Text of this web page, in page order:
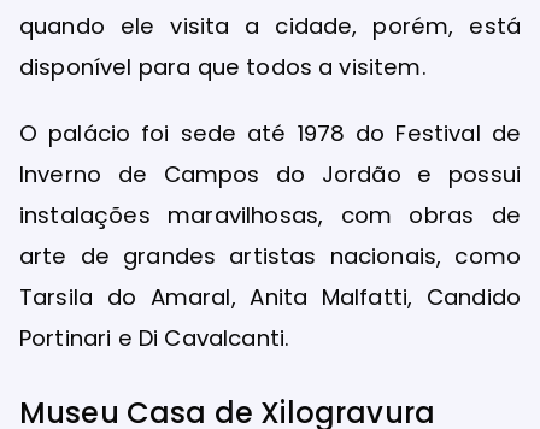
quando ele visita a cidade, porém, está
disponível para que todos a visitem.
O palácio foi sede até 1978 do Festival de
Inverno de Campos do Jordão e possui
instalações maravilhosas, com obras de
arte de grandes artistas nacionais, como
Tarsila do Amaral, Anita Malfatti, Candido
Portinari e Di Cavalcanti.
Museu Casa de Xilogravura